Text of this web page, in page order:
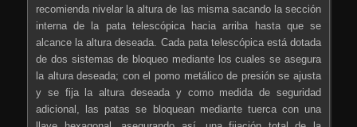
recomienda nivelar la altura de las misma sacando la sección
interna de la pata telescópica hacia arriba hasta que se
alcance la altura deseada. Cada pata telescópica está dotada
de dos sistemas de bloqueo mediante los cuales se asegura
la altura deseada; con el pomo metálico de presión se ajusta
y se fija la altura deseada y como medida de seguridad
adicional, las patas se bloquean mediante tuerca con una